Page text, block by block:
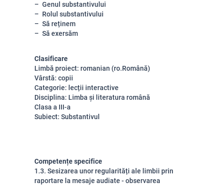
Genul substantivului
Rolul substantivului
Să reținem
Să exersăm
Clasificare
Limbă proiect: romanian (ro.Română)
Vârstă: copii
Categorie: lecții interactive
Disciplina: Limba și literatura română
Clasa a III-a
Subiect: Substantivul
Competențe specifice
1.3. Sesizarea unor regularități ale limbii prin
raportare la mesaje audiate - observarea